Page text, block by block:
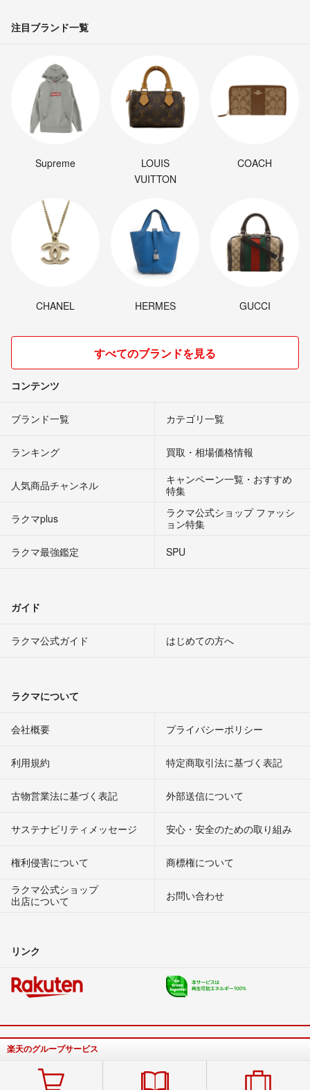
注目ブランド一覧
Supreme
LOUIS
VUITTON
COACH
CHANEL HERMES GUCCI
すべてのブランドを見る
コンテンツ
ブランド一覧 カテゴリ一覧
ランキング 買取・相場価格情報
人気商品チャンネル
キャンペーン一覧・おすすめ
特集
ラクマplus
ラクマ公式ショップ ファッシ
ョン特集
ラクマ最強鑑定
SPU
ガイド
ラクマ公式ガイド はじめての方へ
ラクマについて
会社概要 プライバシーポリシー
利用規約 特定商取引法に基づく表記
古物営業法に基づく表記 外部送信について
サステナビリティメッセージ 安心・安全のための取り組み
権利侵害について
商標権について
ラクマ公式ショップ
出店について
お問い合わせ
リンク
楽天のグループサービス